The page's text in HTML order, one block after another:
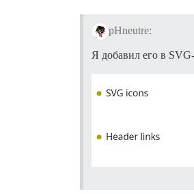
pHneutre:
Я добавил его в